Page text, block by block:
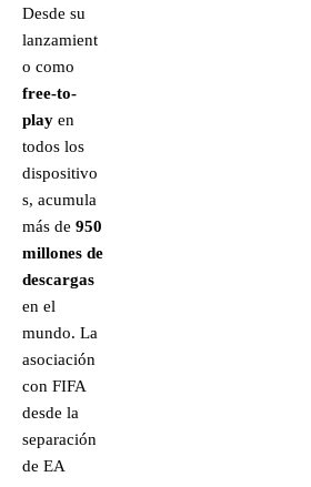
Desde su
lanzamient
o como
free-to-
play en
todos los
dispositivo
s, acumula
más de 950
millones de
descargas
en el
mundo. La
asociación
con FIFA
desde la
separación
de EA